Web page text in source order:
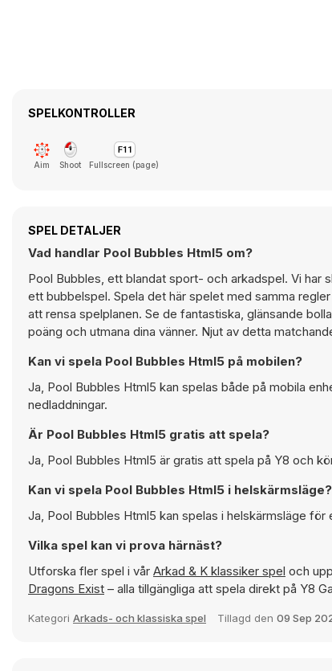
SPELKONTROLLER
Aim Shoot Fullscreen (page)
SPEL DETALJER
Vad handlar Pool Bubbles Html5 om?
Pool Bubbles, ett blandat sport- och arkadspel. Vi har
ett bubbelspel. Spela det här spelet med samma
att rensa spelplanen. Se de fantastiska, glänsande
poäng och utmana dina vänner. Njut av detta
Kan vi spela Pool Bubbles Html5 på mobilen?
Ja, Pool Bubbles Html5 kan spelas både på mobila
nedladdningar.
Är Pool Bubbles Html5 gratis att spela?
Ja, Pool Bubbles Html5 är gratis att spela på Y8 och
Kan vi spela Pool Bubbles Html5 i helskärmsläge?
Ja, Pool Bubbles Html5 kan spelas i helskärmsläge
Vilka spel kan vi prova härnäst?
Utforska fler spel i vår Arkad & K klassiker spel och
Dragons Exist – alla tillgängliga att spela direkt på Y8
Kategori Arkads- och klassiska spel Tillagd den 09 Sep